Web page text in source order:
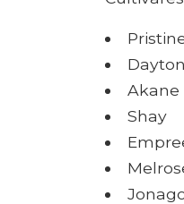
Dayton
Akane
Shay